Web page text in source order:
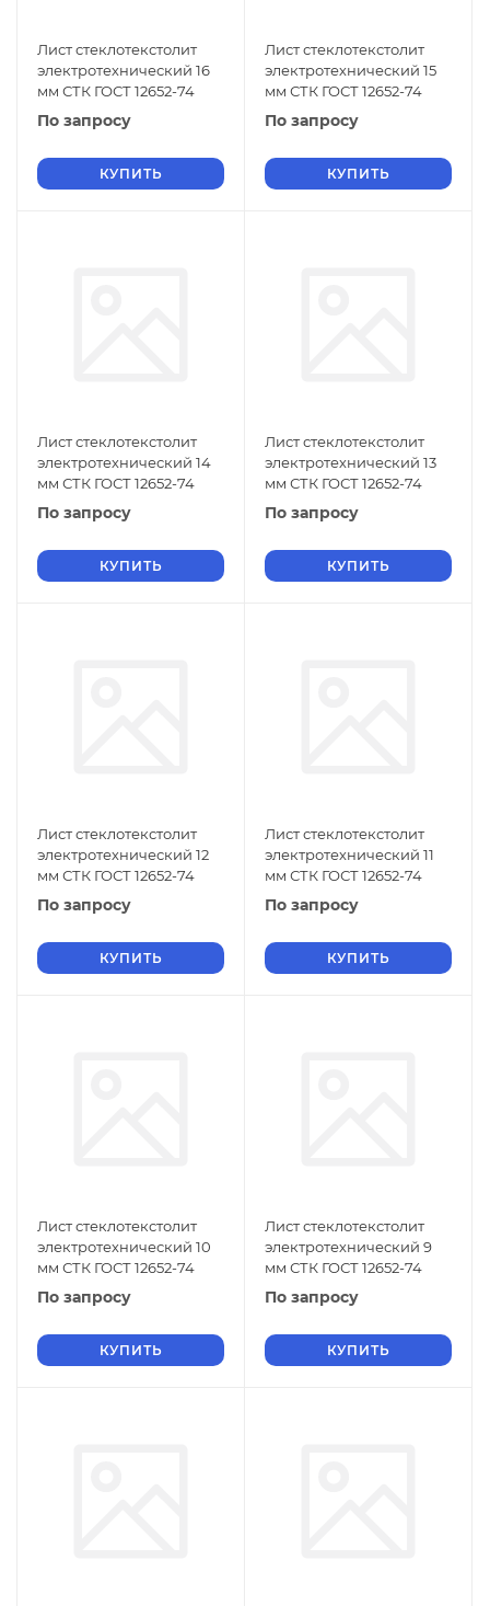
Лист стеклотекстолит
электротехнический 16
мм СТК ГОСТ 12652-74
По запросу
КУПИТЬ
Лист стеклотекстолит
электротехнический 15
мм СТК ГОСТ 12652-74
По запросу
КУПИТЬ
Лист стеклотекстолит
электротехнический 14
мм СТК ГОСТ 12652-74
По запросу
КУПИТЬ
Лист стеклотекстолит
электротехнический 13
мм СТК ГОСТ 12652-74
По запросу
КУПИТЬ
Лист стеклотекстолит
электротехнический 12
мм СТК ГОСТ 12652-74
По запросу
КУПИТЬ
Лист стеклотекстолит
электротехнический 11
мм СТК ГОСТ 12652-74
По запросу
КУПИТЬ
Лист стеклотекстолит
электротехнический 10
мм СТК ГОСТ 12652-74
По запросу
КУПИТЬ
Лист стеклотекстолит
электротехнический 9
мм СТК ГОСТ 12652-74
По запросу
КУПИТЬ